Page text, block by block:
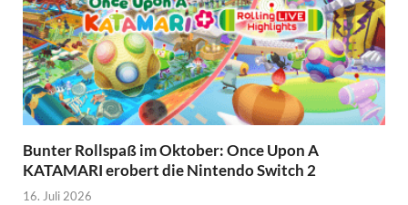
Bunter Rollspaß im Oktober: Once Upon A
KATAMARI erobert die Nintendo Switch 2
16. Juli 2026